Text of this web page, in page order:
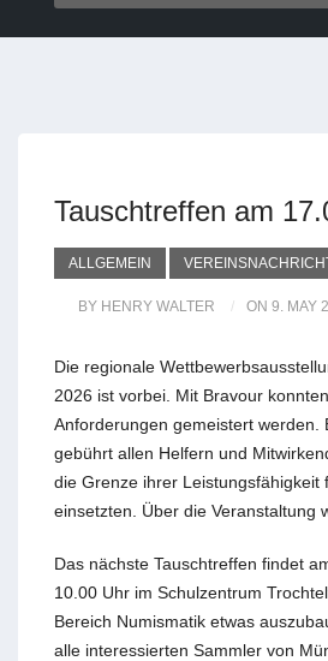
Tauschtreffen am
ALLGEMEIN
BY HENRY WALTER ON 9. MAY
Die regionale
2026 ist vorbei. Mit Bravour
Anforderungen gemeistert werden.
gebührt allen Helfern und
die Grenze ihrer Leistungsfähigkeit
einsetzten. Über die Veranstaltung
Das nächste Tauschtreffen findet
10.00 Uhr im Schulzentrum
Bereich Numismatik etwas
alle interessierten Sammler von